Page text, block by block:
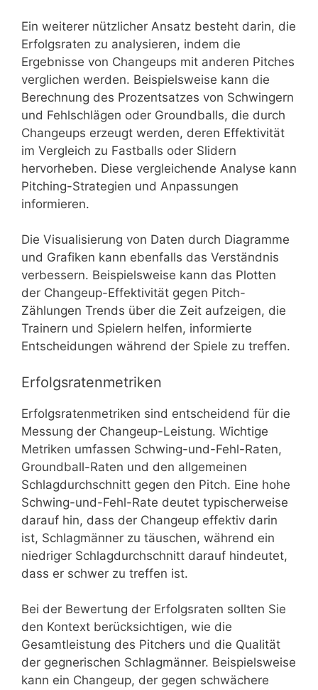
Ein weiterer nützlicher Ansatz besteht darin, die
Erfolgsraten zu analysieren, indem die
Ergebnisse von Changeups mit anderen Pitches
verglichen werden. Beispielsweise kann die
Berechnung des Prozentsatzes von Schwingern
und Fehlschlägen oder Groundballs, die durch
Changeups erzeugt werden, deren Effektivität
im Vergleich zu Fastballs oder Slidern
hervorheben. Diese vergleichende Analyse kann
Pitching-Strategien und Anpassungen
informieren.
Die Visualisierung von Daten durch Diagramme
und Grafiken kann ebenfalls das Verständnis
verbessern. Beispielsweise kann das Plotten
der Changeup-Effektivität gegen Pitch-
Zählungen Trends über die Zeit aufzeigen, die
Trainern und Spielern helfen, informierte
Entscheidungen während der Spiele zu treffen.
Erfolgsratenmetriken
Erfolgsratenmetriken sind entscheidend für die
Messung der Changeup-Leistung. Wichtige
Metriken umfassen Schwing-und-Fehl-Raten,
Groundball-Raten und den allgemeinen
Schlagdurchschnitt gegen den Pitch. Eine hohe
Schwing-und-Fehl-Rate deutet typischerweise
darauf hin, dass der Changeup effektiv darin
ist, Schlagmänner zu täuschen, während ein
niedriger Schlagdurchschnitt darauf hindeutet,
dass er schwer zu treffen ist.
Bei der Bewertung der Erfolgsraten sollten Sie
den Kontext berücksichtigen, wie die
Gesamtleistung des Pitchers und die Qualität
der gegnerischen Schlagmänner. Beispielsweise
kann ein Changeup, der gegen schwächere